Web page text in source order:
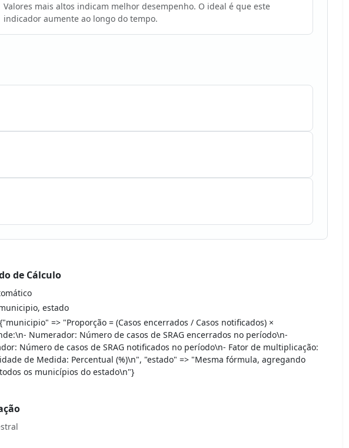
Valores mais altos indicam melhor desempenho. O ideal é que este
indicador aumente ao longo do tempo.
de Cálculo
estado
{"municipio" => "Proporção = (Casos encerrados / Casos notificados) ×
Numerador: Número de casos de SRAG encerrados no período\n-
Número de casos de SRAG notificados no período\n- Fator de multiplicação:
de Medida: Percentual (%)\n", "estado" => "Mesma fórmula, agregando
os municípios do estado\n"}